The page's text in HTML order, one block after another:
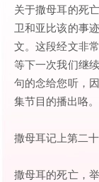
关于撒母耳的死
卫和亚比该的事
文。这段经文非
等下一次我们继
句的念给您听，
集节目的播出咯。
撒母耳记上第二
撒母耳的死亡，